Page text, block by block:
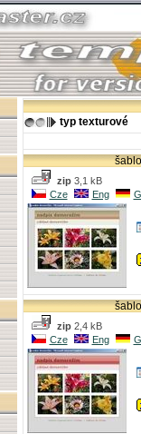
typ texturové
zip3,1 kB
Cze
Eng
zip2,4 kB
Cze
Eng